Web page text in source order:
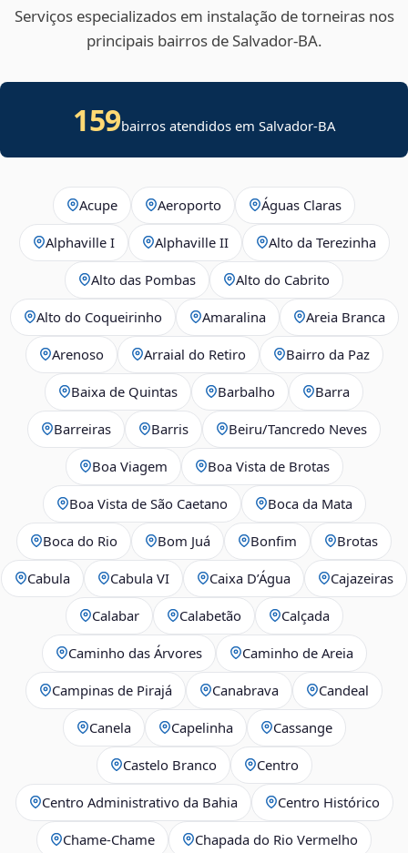
Serviços especializados em instalação de torneiras nos
principais bairros de Salvador‑BA.
159bairros atendidos em Salvador-BA
Acupe Aeroporto Águas Claras
Alphaville I Alphaville II Alto da Terezinha
Alto das Pombas Alto do Cabrito
Alto do Coqueirinho Amaralina Areia Branca
Arenoso Arraial do Retiro Bairro da Paz
Baixa de Quintas Barbalho Barra
Barreiras Barris Beiru/Tancredo Neves
Boa Viagem Boa Vista de Brotas
Boa Vista de São Caetano Boca da Mata
Boca do Rio Bom Juá Bonfim Brotas
Cabula Cabula VI Caixa D’Água Cajazeiras
Calabar Calabetão Calçada
Caminho das Árvores Caminho de Areia
Campinas de Pirajá Canabrava Candeal
Canela Capelinha Cassange
Castelo Branco Centro
Centro Administrativo da Bahia Centro Histórico
Chame-Chame Chapada do Rio Vermelho